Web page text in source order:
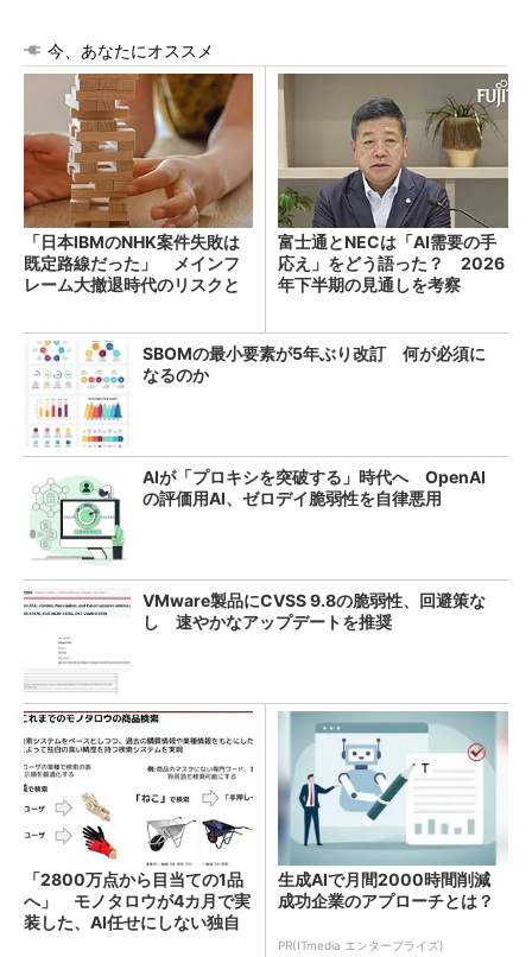
今、あなたにオススメ
「日本IBMのNHK案件失敗は
既定路線だった」 メインフ
レーム大撤退時代のリスクと
富士通とNECは「AI需要の手
応え」をどう語った？ 2026
年下半期の見通しを考察
SBOMの最小要素が5年ぶり改訂 何が必須に
なるのか
AIが「プロキシを突破する」時代へ OpenAI
の評価用AI、ゼロデイ脆弱性を自律悪用
VMware製品にCVSS 9.8の脆弱性、回避策な
し 速やかなアップデートを推奨
「2800万点から目当ての1品
へ」 モノタロウが4カ月で実
装した、AI任せにしない独自
生成AIで月間2000時間削減
成功企業のアプローチとは？
PR(ITmedia エンタープライズ)